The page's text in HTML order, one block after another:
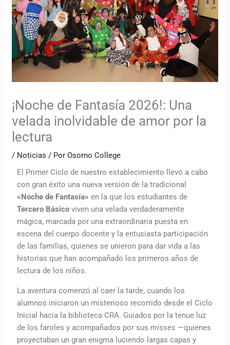
¡Noche de Fantasía 2026!: Una
velada inolvidable de amor por la
lectura
/ Noticias / PorOsorno College
El Primer Ciclo de nuestro establecimiento llevó a cabo
con gran éxito una nueva versión de la tradicional
«Noche de Fantasía» en la que los estudiantes de
Tercero Básico viven una velada verdaderamente
mágica, marcada por una extraordinaria puesta en
escena del cuerpo docente y la entusiasta participación
de las familias, quienes se unieron para dar vida a las
historias que han acompañado los primeros años de
lectura de los niños.
La aventura comenzó al caer la tarde, cuando los
alumnos iniciaron un misterioso recorrido desde el Ciclo
Inicial hacia la biblioteca CRA. Guiados por la tenue luz
de los faroles y acompañados por susmisses —quienes
proyectaban un gran enigma luciendo largas capas y